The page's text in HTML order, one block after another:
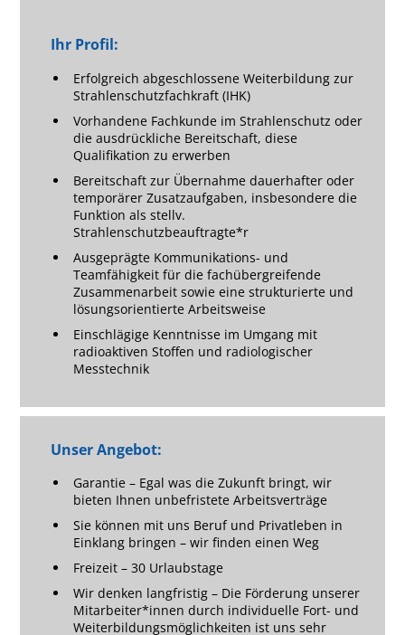
Ihr Profil:
Erfolgreich abgeschlossene Weiterbildung zur
Strahlenschutzfachkraft (IHK)
Vorhandene Fachkunde im Strahlenschutz oder
die ausdrückliche Bereitschaft, diese
Qualifikation zu erwerben
Bereitschaft zur Übernahme dauerhafter oder
temporärer Zusatzaufgaben, insbesondere die
Funktion als stellv.
Strahlenschutzbeauftragte*r
Ausgeprägte Kommunikations- und
Teamfähigkeit für die fachübergreifende
Zusammenarbeit sowie eine strukturierte und
lösungsorientierte Arbeitsweise
Einschlägige Kenntnisse im Umgang mit
radioaktiven Stoffen und radiologischer
Messtechnik
Unser Angebot:
Garantie – Egal was die Zukunft bringt, wir
bieten Ihnen unbefristete Arbeitsverträge
Sie können mit uns Beruf und Privatleben in
Einklang bringen – wir finden einen Weg
Freizeit – 30 Urlaubstage
Wir denken langfristig – Die Förderung unserer
Mitarbeiter*innen durch individuelle Fort- und
Weiterbildungsmöglichkeiten ist uns sehr